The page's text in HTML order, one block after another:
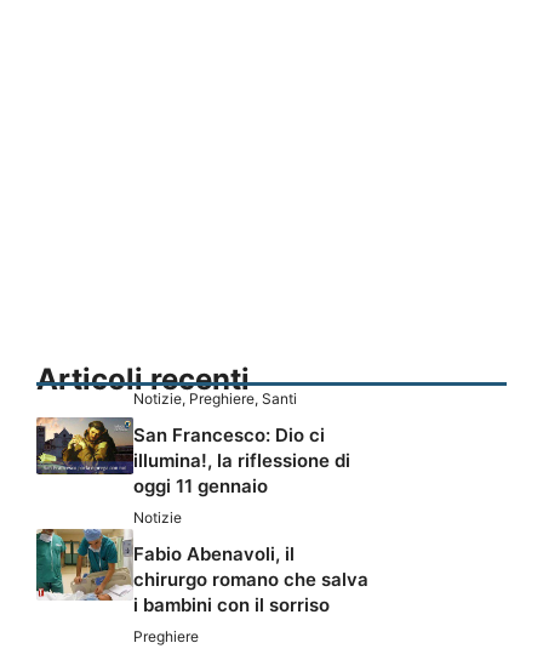
Articoli recenti
Notizie, Preghiere, Santi
San Francesco: Dio ci
illumina!, la riflessione di
oggi 11 gennaio
Notizie
Fabio Abenavoli, il
chirurgo romano che salva
i bambini con il sorriso
Preghiere